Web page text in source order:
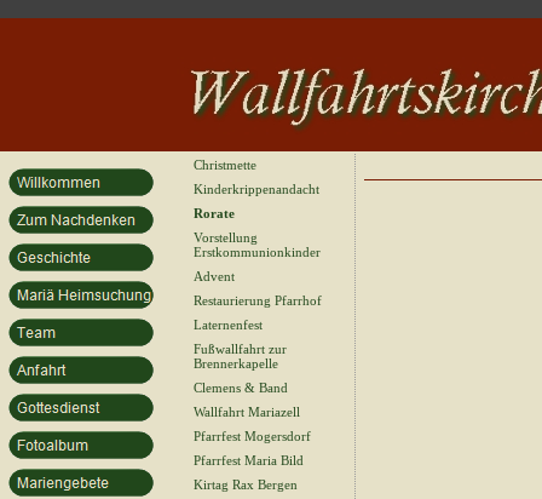
Christmette
Kinderkrippenandacht
Rorate
Vorstellung
Erstkommunionkinder
Advent
Restaurierung Pfarrhof
Laternenfest
Fußwallfahrt zur
Brennerkapelle
Clemens & Band
Wallfahrt Mariazell
Pfarrfest Mogersdorf
Pfarrfest Maria Bild
Kirtag Rax Bergen